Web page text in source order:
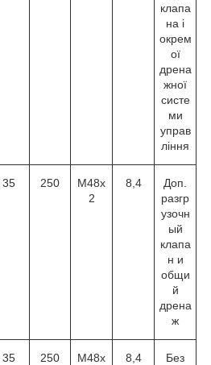
клапа
на і
окрем
ої
дрена
жної
систе
ми
управ
ління
35 250
М48х
2
8,4
Доп.
разгр
узочн
ый
клапа
н и
общи
й
дрена
ж
35 250
М48х
8,4
Без